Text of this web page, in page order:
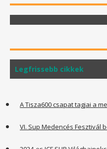
Legfrissebb cikkek
A Tisza600 csapat tagjai a
VI. Sup Medencés Fesztivál